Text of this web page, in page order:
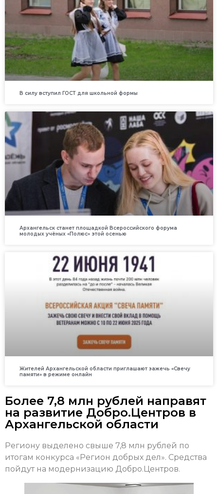
В силу вступил ГОСТ для школьной формы
Архангельск станет площадкой Всероссийского форума
молодых учёных «Полюс» этой осенью
Жителей Архангельской области приглашают зажечь «Свечу
памяти» в режиме онлайн
Более 7,8 млн рублей направят
на развитие Добро.Центров в
Архангельской области
Региону выделено свыше 7,8 млн рублей по
итогам конкурса «Регион добрых дел». Средства
пойдут на модернизацию Добро.Центров.